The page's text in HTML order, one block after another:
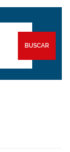
BUSCAR